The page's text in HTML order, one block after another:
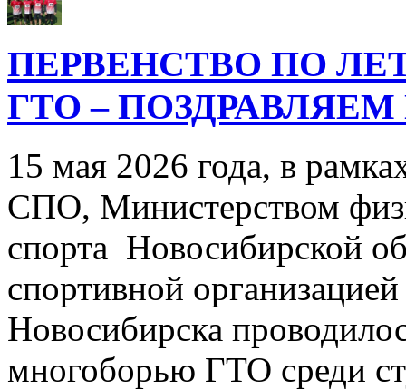
ПЕРВЕНСТВО ПО
ГТО –
15 мая 2026 года, в
СПО, Министерством
спорта Новосибирской
спортивной
Новосибирска
многоборью ГТО среди